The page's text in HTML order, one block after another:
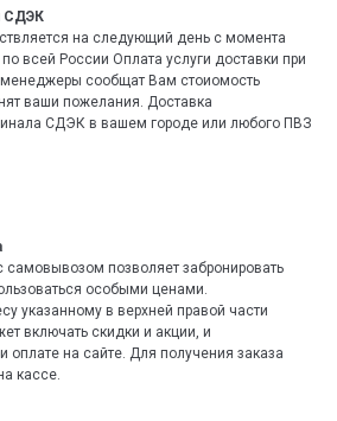
СДЭК
на следующий день с момента
всей России Оплата услуги доставки при
сообщат Вам стоиомость
ваши пожелания. Доставка
СДЭК в вашем городе или любого ПВЗ
самовывозом позволяет забронировать
особыми ценами.
указанному в верхней правой части
включать скидки и акции, и
оплате на сайте. Для получения заказа
кассе.